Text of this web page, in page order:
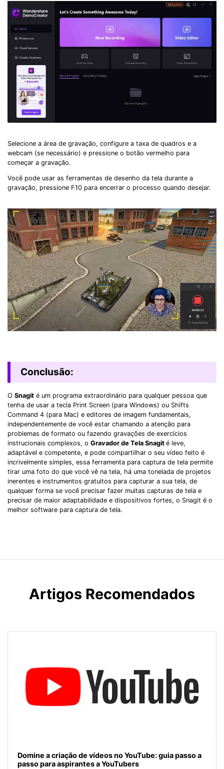
Selecione a área de gravação, configure a taxa de quadros e a
webcam (se necessário) e pressione o botão vermelho para
começar a gravação.
Você pode usar as ferramentas de desenho da tela durante a
gravação, pressione F10 para encerrar o processo quando desejar.
Conclusão:
O Snagit é um programa extraordinário para qualquer pessoa que
tenha de usar a tecla Print Screen (para Windows) ou Shifts
Command 4 (para Mac) e editores de imagem fundamentais,
independentemente de você estar chamando a atenção para
problemas de formato ou fazendo gravações de exercícios
instrucionais complexos, o Gravador de Tela Snagit é leve,
adaptável e competente, e pode compartilhar o seu vídeo feito é
incrivelmente simples, essa ferramenta para captura de tela permite
tirar uma foto do que você vê na tela, há uma tonelada de projetos
inerentes e instrumentos gratuitos para capturar a sua tela, de
qualquer forma se você precisar fazer muitas capturas de tela e
precisar de maior adaptabilidade e dispositivos fortes, o Snagit é o
melhor software para captura de tela.
Artigos Recomendados
Domine a criação de vídeos no YouTube: guia passo a
passo para aspirantes a YouTubers